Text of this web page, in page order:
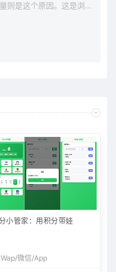
则是这个原因。这是浏
小管家：用积分带娃
Wap/微信/App